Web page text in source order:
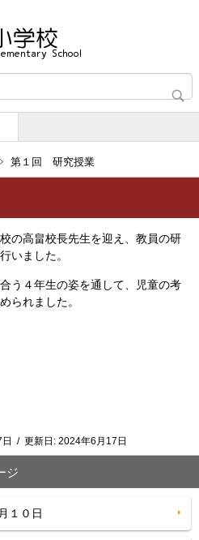
第１回 研究授業
の高畠校長先生を迎え、教員の研
いました。
う４年生の姿を通して、児童の考
られました。
/ 更新日: 2024年6月17日
ジ
１０日